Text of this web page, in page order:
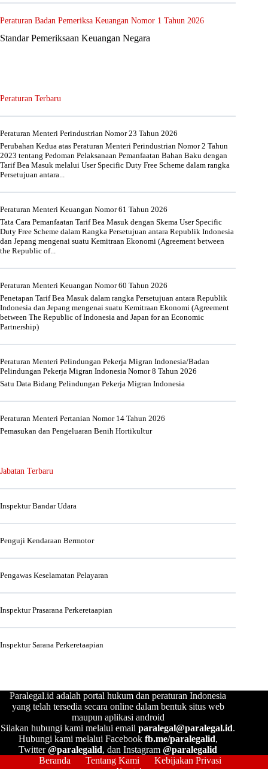
Peraturan Badan Pemeriksa Keuangan Nomor 1 Tahun 2026
Standar Pemeriksaan Keuangan Negara
Peraturan Terbaru
Peraturan Menteri Perindustrian Nomor 23 Tahun 2026
Perubahan Kedua atas Peraturan Menteri Perindustrian Nomor 2 Tahun
2023 tentang Pedoman Pelaksanaan Pemanfaatan Bahan Baku dengan
Tarif Bea Masuk melalui User Specific Duty Free Scheme dalam rangka
Persetujuan antara...
Peraturan Menteri Keuangan Nomor 61 Tahun 2026
Tata Cara Pemanfaatan Tarif Bea Masuk dengan Skema User Specific
Duty Free Scheme dalam Rangka Persetujuan antara Republik Indonesia
dan Jepang mengenai suatu Kemitraan Ekonomi (Agreement between
the Republic of...
Peraturan Menteri Keuangan Nomor 60 Tahun 2026
Penetapan Tarif Bea Masuk dalam rangka Persetujuan antara Republik
Indonesia dan Jepang mengenai suatu Kemitraan Ekonomi (Agreement
between The Republic of Indonesia and Japan for an Economic
Partnership)
Peraturan Menteri Pelindungan Pekerja Migran Indonesia/Badan
Pelindungan Pekerja Migran Indonesia Nomor 8 Tahun 2026
Satu Data Bidang Pelindungan Pekerja Migran Indonesia
Peraturan Menteri Pertanian Nomor 14 Tahun 2026
Pemasukan dan Pengeluaran Benih Hortikultur
Jabatan Terbaru
Inspektur Bandar Udara
Penguji Kendaraan Bermotor
Pengawas Keselamatan Pelayaran
Inspektur Prasarana Perkeretaapian
Inspektur Sarana Perkeretaapian
Paralegal.id adalah portal hukum dan peraturan Indonesia
yang telah tersedia secara online dalam bentuk situs web
maupun aplikasi android
Silakan hubungi kami melalui emailparalegal@paralegal.id.
Hubungi kami melalui Facebook fb.me/paralegalid,
Twitter@paralegalid, dan Instagram@paralegalid
Beranda
Tentang Kami
Kebijakan Privasi